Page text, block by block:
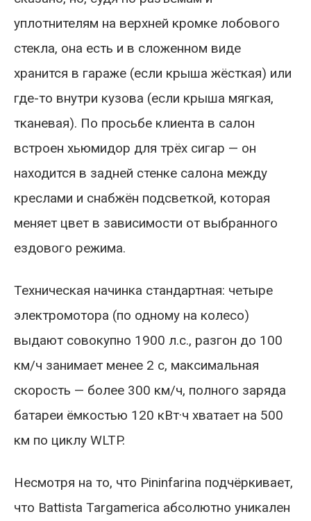
уплотнителям на верхней кромке лобового
стекла, она есть и в сложенном виде
хранится в гараже (если крыша жёсткая) или
где-то внутри кузова (если крыша мягкая,
тканевая). По просьбе клиента в салон
встроен хьюмидор для трёх сигар — он
находится в задней стенке салона между
креслами и снабжён подсветкой, которая
меняет цвет в зависимости от выбранного
ездового режима.
Техническая начинка стандартная: четыре
электромотора (по одному на колесо)
выдают совокупно 1900 л.с., разгон до 100
км/ч занимает менее 2 с, максимальная
скорость — более 300 км/ч, полного заряда
батареи ёмкостью 120 кВт·ч хватает на 500
км по циклу WLTP.
Несмотря на то, что Pininfarina подчёркивает,
что Battista Targamerica абсолютно уникален